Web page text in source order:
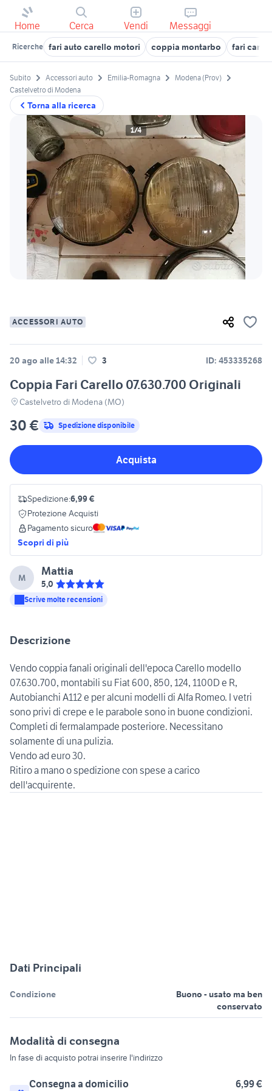
Home Cerca Vendi Messaggi
Ricerche fari auto carello motori coppia montarbo fari
Torna alla ricerca
Subito Accessori auto Emilia-Romagna
Modena (Prov)
Castelvetro di Modena
1/4
ACCESSORI AUTO
20 ago alle 14:32 3 ID: 453335268
Coppia Fari Carello 07.630.700 Originali
Castelvetro di Modena (MO)
30 € Spedizione disponibile
Acquista
Spedizione:6,99 €
Protezione Acquisti
Pagamento sicuro
Scopri di più
M Mattia
5,0
Scrive molte recensioni
Descrizione
Vendo coppia fanali originali dell'epoca Carello modello
07.630.700, montabili su Fiat 600, 850, 124, 1100D e R,
Autobianchi A112 e per alcuni modelli di Alfa Romeo. I vetri
sono privi di crepe e le parabole sono in buone condizioni.
Completi di fermalampade posteriore. Necessitano
solamente di una pulizia.
Vendo ad euro 30.
Ritiro a mano o spedizione con spese a carico
dell'acquirente.
Dati Principali
Condizione
Buono - usato ma ben
conservato
Modalità di consegna
In fase di acquisto potrai inserire l'indirizzo
Consegna a domicilio 6,99 €